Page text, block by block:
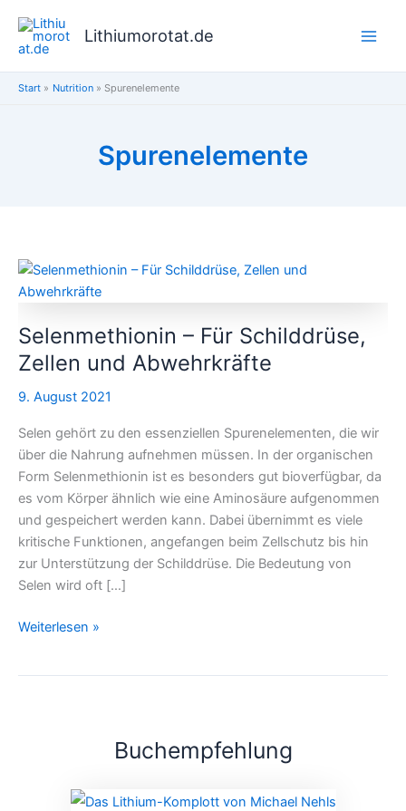
Inhalt
springen
Lithiumorotat.de
Start Nutrition Spurenelemente
Spurenelemente
Selenmethionin – Für Schilddrüse,
Zellen und Abwehrkräfte
9. August 2021
Selen gehört zu den essenziellen Spurenelementen, die wir
über die Nahrung aufnehmen müssen. In der organischen
Form Selenmethionin ist es besonders gut bioverfügbar, da
es vom Körper ähnlich wie eine Aminosäure aufgenommen
und gespeichert werden kann. Dabei übernimmt es viele
kritische Funktionen, angefangen beim Zellschutz bis hin
zur Unterstützung der Schilddrüse. Die Bedeutung von
Selen wird oft […]
Selenmethionin
–
Schilddrüse,
Zellen
Abwehrkräfte
Weiterlesen »
Buchempfehlung